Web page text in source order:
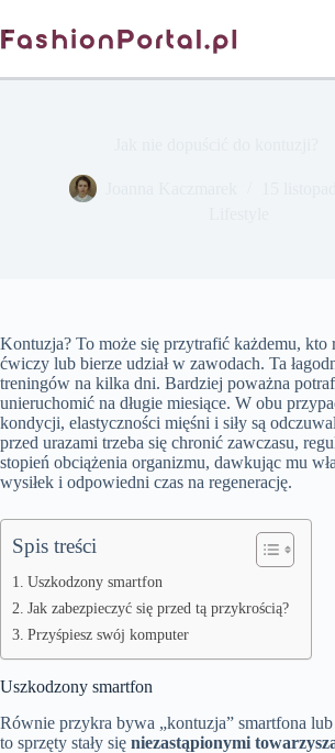
do
treści
Kontuzja? To może się przytrafić każdemu, kto
ćwiczy lub bierze udział w zawodach. Ta
treningów na kilka dni. Bardziej poważna
unieruchomić na długie miesiące. W obu
kondycji, elastyczności mięśni i siły są
przed urazami trzeba się chronić zawczasu,
stopień obciążenia organizmu, dawkując mu
wysiłek i odpowiedni czas na regenerację.
Spis treści
Uszkodzony smartfon
Jak zabezpieczyć się przed tą przykrością?
Przyśpiesz swój komputer
Uszkodzony smartfon
Równie przykra bywa „kontuzja” smartfona
to sprzęty stały się niezastąpionymi